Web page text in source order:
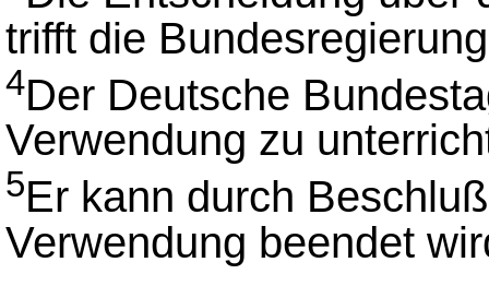
trifft die
4Der Deutsche
Verwendung zu
5Er kann durch
Verwendung beendet